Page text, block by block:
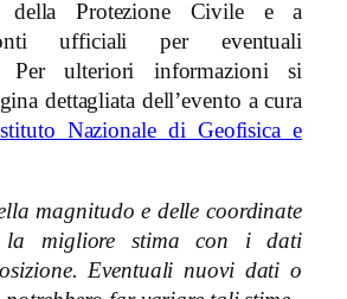
della Protezione Civile e a
ufficiali per eventuali
Per ulteriori informazioni si
dettagliata dell’evento a cura
Nazionale di Geofisica e
magnitudo e delle coordinate
la migliore stima con i dati
Eventuali nuovi dati o